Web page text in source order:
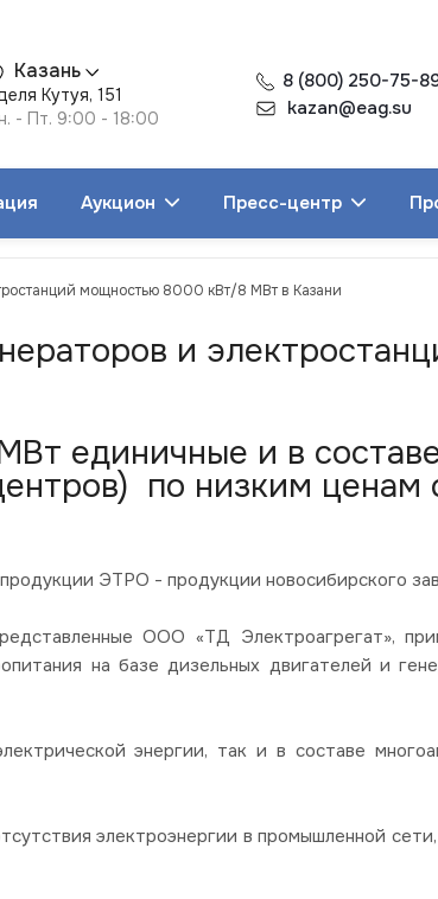
Казань
Кутуя, 151
- Пт. 9:00 - 18:00
8 (800) 250-75-
kazan@eag.su
Аукцион Пресс-центр
мощностью 8000 кВт/8 МВт в Казани
и
единичные и в
по низким ценам
ЭТРО - продукции новосибирского
ООО «ТД Электроагрегат»,
на базе дизельных двигателей и
энергии, так и в составе
электроэнергии в промышленной